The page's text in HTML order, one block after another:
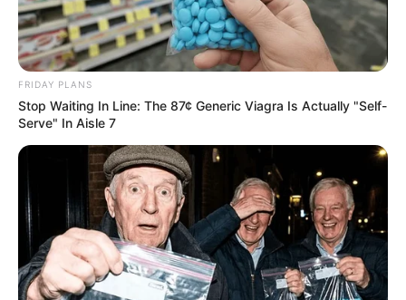
FRIDAY PLANS
Stop Waiting In Line: The 87¢ Generic Viagra Is Actually "Self-
Serve" In Aisle 7